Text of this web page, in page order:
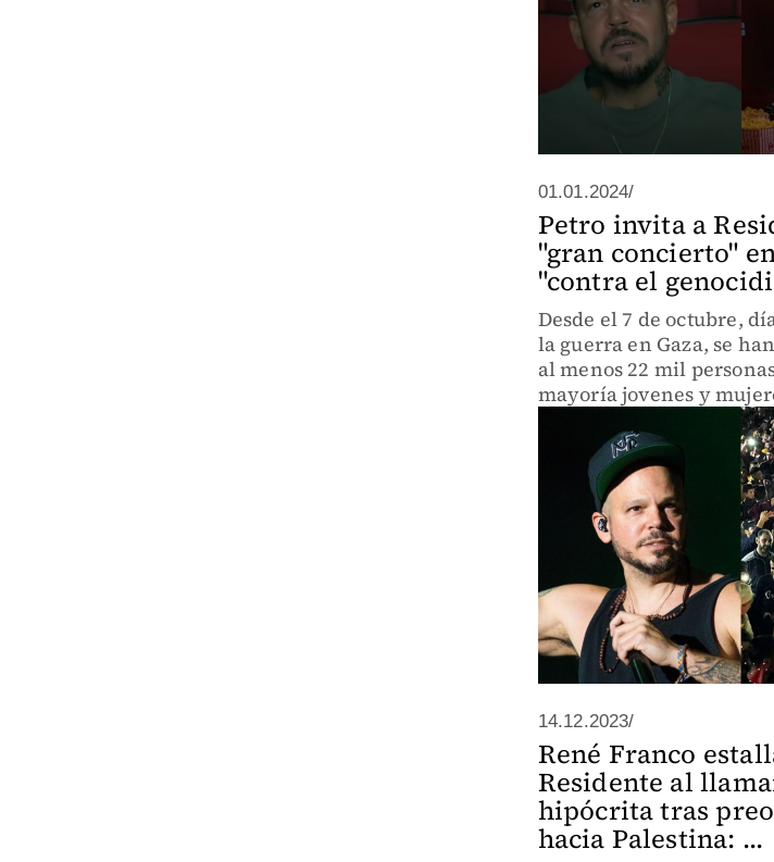
01.01.2024/
Petro invita a
"gran concierto"
"contra el
Desde el 7 de octubre,
la guerra en Gaza, se
al menos 22 mil
mayoría jovenes y
14.12.2023/
René Franco
Residente al
hipócrita tras
hacia Palestina: ...